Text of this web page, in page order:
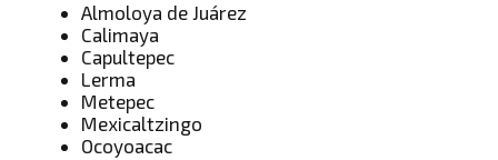
Almoloya de Juárez
Calimaya
Capultepec
Lerma
Metepec
Mexicaltzingo
Ocoyoacac